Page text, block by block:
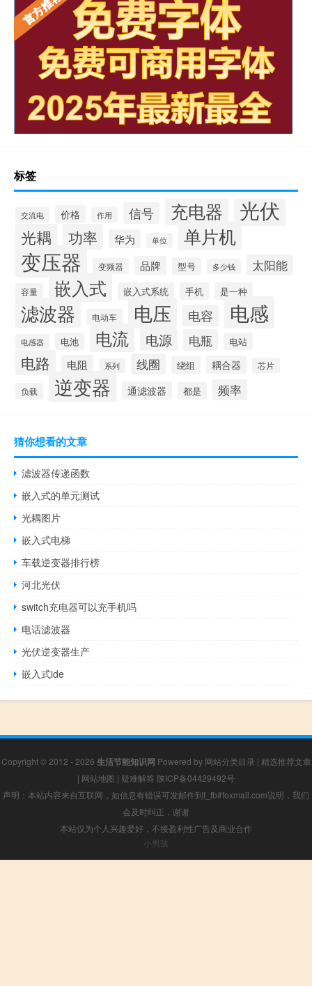
标签
交流电 价格 作用 信号 充电器 光伏
光耦 功率 华为 单位 单片机
变压器 变频器 品牌 型号 多少钱 太阳能
容量 嵌入式 嵌入式系统 手机 是一种
滤波器 电动车 电压 电容 电感
电感器 电池 电流 电源 电瓶 电站
电路 电阻 系列 线圈 绕组 耦合器 芯片
负载 逆变器 通滤波器 都是 频率
猜你想看的文章
滤波器传递函数
嵌入式的单元测试
光耦图片
嵌入式电梯
车载逆变器排行榜
河北光伏
switch充电器可以充手机吗
电话滤波器
光伏逆变器生产
嵌入式ide
Copyright © 2012 - 2026 生活节能知识网 Powered by 网站分类目录 | 精选推荐文章
| 网站地图 | 疑难解答 陕ICP备04429492号
声明：本站内容来自互联网，如信息有错误可发邮件到f_fb#foxmail.com说明，我们
会及时纠正，谢谢
本站仅为个人兴趣爱好，不接盈利性广告及商业合作
小男孩